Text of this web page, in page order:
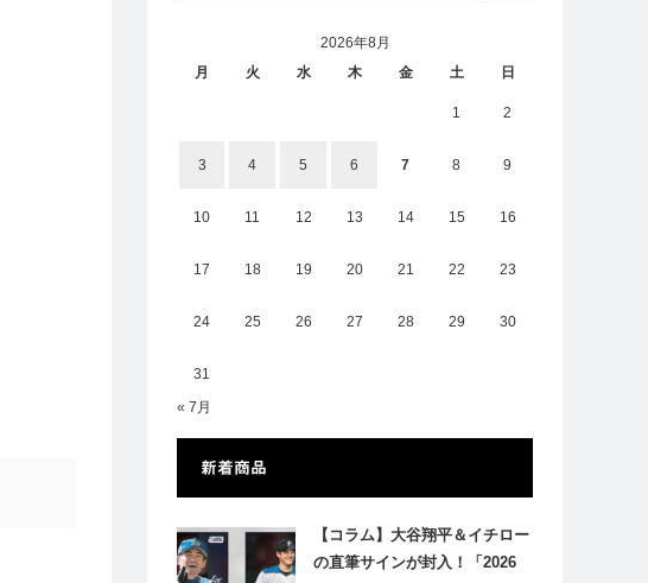
2026年8月
月
火 水 木 金 土 日
1 2
3 4 5 6 7 8 9
10 11 12 13 14 15 16
17 18 19 20 21 22 23
24 25 26 27 28 29 30
31
« 7月
新着商品
【コラム】大谷翔平＆イチロー
の直筆サインが封入！「2026